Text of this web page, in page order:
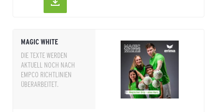
MAGIC WHITE
DIE TEXTE WERDEN
AKTUELL NOCH NACH
EMPCO RICHTLINIEN
ÜBERARBEITET.